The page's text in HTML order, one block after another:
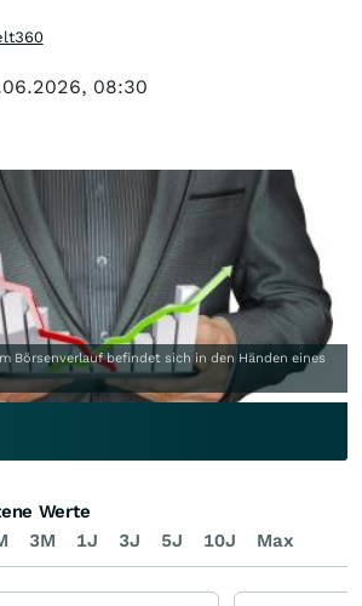
Börsenverlauf befindet sich in den Händen eines
08:30
3M 1J 3J 5J 10J Max
Werte